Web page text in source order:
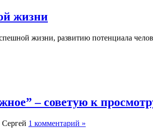
жизни
жизни, развитию потенциала
– советую к
1 комментарий »